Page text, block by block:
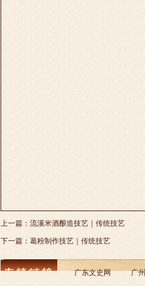
上一篇： 流溪米酒酿造技艺｜传统技艺
下一篇： 葛粉制作技艺｜传统技艺
广东文史网 广